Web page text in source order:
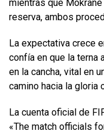
mientras que
reserva, ambos
La expectativa crece
confía en que la terna
en la cancha, vital en
camino hacia la gloria
La cuenta oficial de
«The match officials